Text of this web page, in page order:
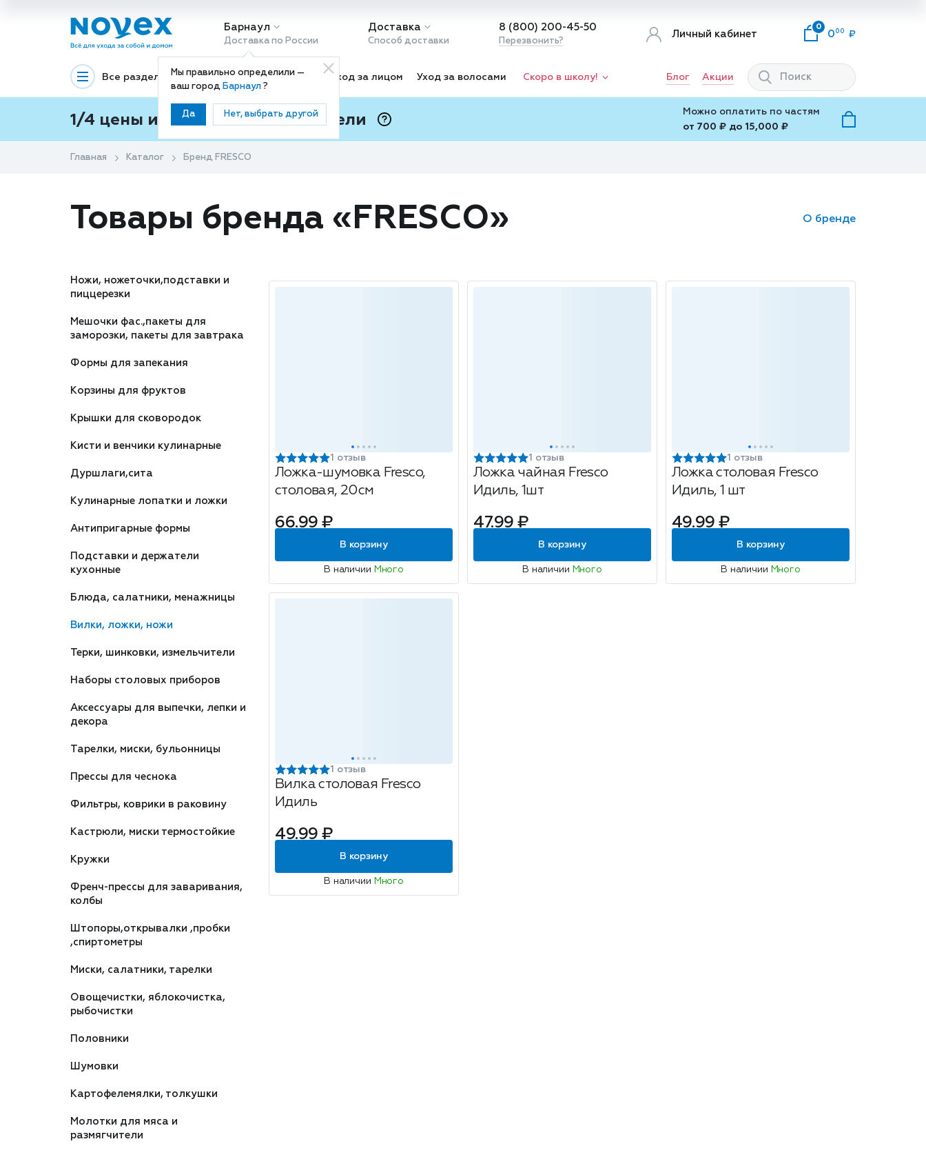
Барнаул
Доставка по России
Мы правильно определили —
ваш город Барнаул?
Да Нет, выбрать другой
Доставка
Способ доставки
8 (800) 200-45-50
Перезвонить?
Личный кабинет
0
0 00
Все разделы Декоративная косметика Уход за лицом Уход за волосами Скоро в школу! Блог Акции
1/4 цены и покупки ваши с Подели
Можно оплатить по частям
от 700 ₽ до 15,000 ₽
Главная Каталог Бренд FRESCO
Товары бренда «FRESCO» О бренде
Ножи, ножеточки,подставки и
пиццерезки
Мешочки фас.,пакеты для
заморозки, пакеты для завтрака
Формы для запекания
Корзины для фруктов
Крышки для сковородок
Кисти и венчики кулинарные
Дуршлаги,сита
Кулинарные лопатки и ложки
Антипригарные формы
Подставки и держатели
кухонные
Блюда, салатники, менажницы
Вилки, ложки, ножи
Терки, шинковки, измельчители
Наборы столовых приборов
Аксессуары для выпечки, лепки и
декора
Тарелки, миски, бульонницы
Прессы для чеснока
Фильтры, коврики в раковину
Кастрюли, миски термостойкие
Кружки
Френч-прессы для заваривания,
колбы
Штопоры,открывалки ,пробки
,спиртометры
Миски, салатники, тарелки
Овощечистки, яблокочистка,
рыбочистки
Половники
Шумовки
Картофелемялки, толкушки
Молотки для мяса и
размягчители
1 отзыв
Ложка-шумовка Fresco,
столовая, 20см
66.99 ₽
В корзину
В наличии Много
1 отзыв
Ложка чайная Fresco
Идиль, 1шт
47.99 ₽
В корзину
В наличии Много
1 отзыв
Ложка столовая Fresco
Идиль, 1 шт
49.99 ₽
В корзину
В наличии Много
1 отзыв
Вилка столовая Fresco
Идиль
49.99 ₽
В корзину
В наличии Много